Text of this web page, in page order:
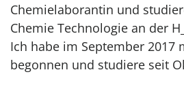
Chemielaborantin und
Chemie Technologie an der
Ich habe im September 2017
begonnen und studiere seit